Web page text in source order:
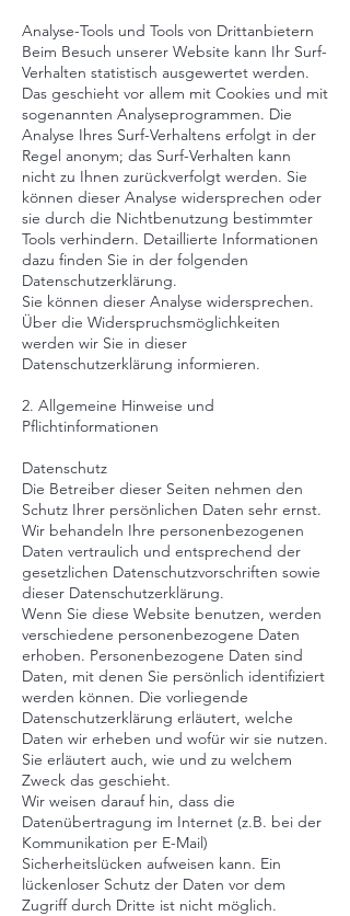
Analyse-Tools und Tools von Drittanbietern
Beim Besuch unserer Website kann Ihr Surf-
Verhalten statistisch ausgewertet werden.
Das geschieht vor allem mit Cookies und mit
sogenannten Analyseprogrammen. Die
Analyse Ihres Surf-Verhaltens erfolgt in der
Regel anonym; das Surf-Verhalten kann
nicht zu Ihnen zurückverfolgt werden. Sie
können dieser Analyse widersprechen oder
sie durch die Nichtbenutzung bestimmter
Tools verhindern. Detaillierte Informationen
dazu finden Sie in der folgenden
Datenschutzerklärung.
Sie können dieser Analyse widersprechen.
Über die Widerspruchsmöglichkeiten
werden wir Sie in dieser
Datenschutzerklärung informieren.
2. Allgemeine Hinweise und
Pflichtinformationen
Datenschutz
Die Betreiber dieser Seiten nehmen den
Schutz Ihrer persönlichen Daten sehr ernst.
Wir behandeln Ihre personenbezogenen
Daten vertraulich und entsprechend der
gesetzlichen Datenschutzvorschriften sowie
dieser Datenschutzerklärung.
Wenn Sie diese Website benutzen, werden
verschiedene personenbezogene Daten
erhoben. Personenbezogene Daten sind
Daten, mit denen Sie persönlich identifiziert
werden können. Die vorliegende
Datenschutzerklärung erläutert, welche
Daten wir erheben und wofür wir sie nutzen.
Sie erläutert auch, wie und zu welchem
Zweck das geschieht.
Wir weisen darauf hin, dass die
Datenübertragung im Internet (z.B. bei der
Kommunikation per E-Mail)
Sicherheitslücken aufweisen kann. Ein
lückenloser Schutz der Daten vor dem
Zugriff durch Dritte ist nicht möglich.